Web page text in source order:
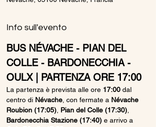
Info sull'evento
BUS NÉVACHE - PIAN DEL
COLLE - BARDONECCHIA -
OULX | PARTENZA ORE 17:00
La partenza è prevista alle ore 17:00 dal
centro di Névache , con fermate a Névache
Roubion (17:05) Pian del Colle (17:30)
Bardonecchia Stazione (17:40) e arrivo a